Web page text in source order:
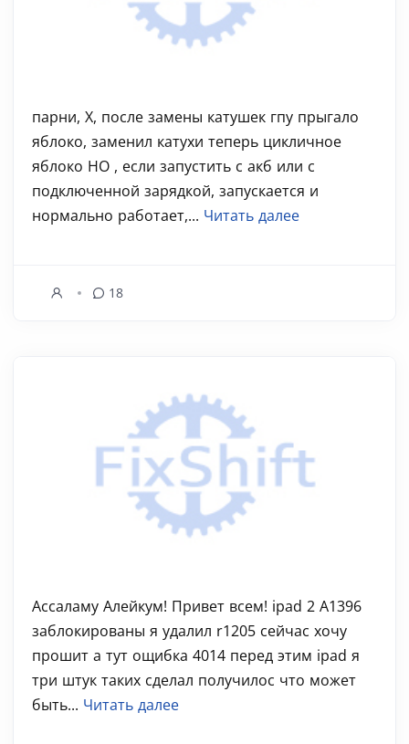
парни, Х, после замены катушек гпу прыгало
яблоко, заменил катухи теперь цикличное
яблоко НО , если запустить с акб или с
подключенной зарядкой, запускается и
нормально работает,... Читать далее
18
Ассаламу Алейкум! Привет всем! ipad 2 A1396
заблокированы я удалил r1205 сейчас хочу
прошит а тут ощибка 4014 перед этим ipad я
три штук таких сделал получилос что может
быть... Читать далее